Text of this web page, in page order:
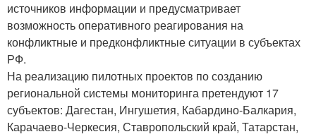
источников информации и предусматривает
возможность оперативного реагирования на
конфликтные и предконфликтные ситуации в субъектах
РФ.
На реализацию пилотных проектов по созданию
региональной системы мониторинга претендуют 17
субъектов: Дагестан, Ингушетия, Кабардино-Балкария,
Карачаево-Черкесия, Ставропольский край, Татарстан,